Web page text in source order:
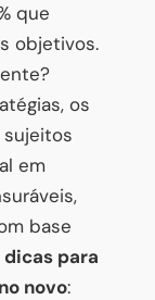
que
objetivos.
os
em
base
para
novo: